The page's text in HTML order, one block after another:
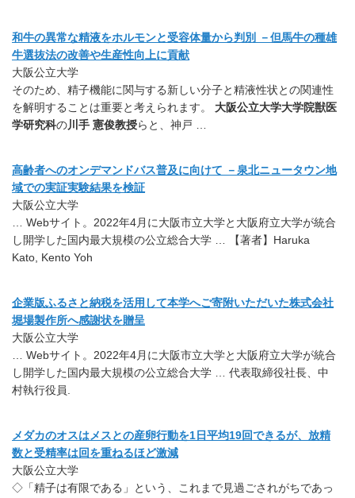
和牛の異常な精液をホルモンと受容体量から判別 －但馬牛の種雄
牛選抜法の改善や生産性向上に貢献
大阪公立大学
そのため、精子機能に関与する新しい分子と精液性状との関連性
を解明することは重要と考えられます。 大阪公立大学大学院獣医
学研究科の川手 憲俊教授らと、神戸 …
高齢者へのオンデマンドバス普及に向けて －泉北ニュータウン地
域での実証実験結果を検証
大阪公立大学
… Webサイト。2022年4月に大阪市立大学と大阪府立大学が統合
し開学した国内最大規模の公立総合大学 … 【著者】Haruka
Kato, Kento Yoh
企業版ふるさと納税を活用して本学へご寄附いただいた株式会社
堀場製作所へ感謝状を贈呈
大阪公立大学
… Webサイト。2022年4月に大阪市立大学と大阪府立大学が統合
し開学した国内最大規模の公立総合大学 … 代表取締役社長、中
村執行役員.
メダカのオスはメスとの産卵行動を1日平均19回できるが、放精
数と受精率は回を重ねるほど激減
大阪公立大学
◇「精子は有限である」という、これまで見過ごされがちであっ